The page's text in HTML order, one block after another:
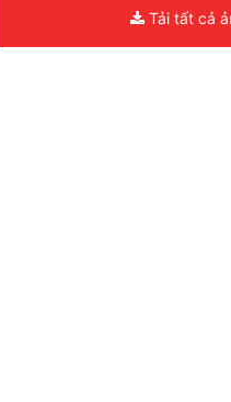
Tải tất cả